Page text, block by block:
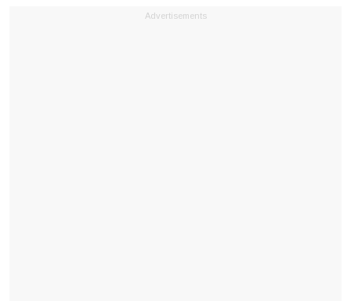
Advertisements